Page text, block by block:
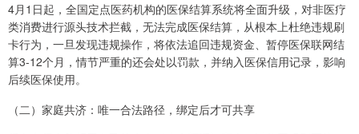
4月1日起，全国定点医药机构的医保结算系统将全面升级，对非医疗
类消费进行源头技术拦截，无法完成医保结算，从根本上杜绝违规刷
卡行为，一旦发现违规操作，将依法追回违规资金、暂停医保联网结
算3-12个月，情节严重的还会处以罚款，并纳入医保信用记录，影响
后续医保使用。
（二）家庭共济：唯一合法路径，绑定后才可共享